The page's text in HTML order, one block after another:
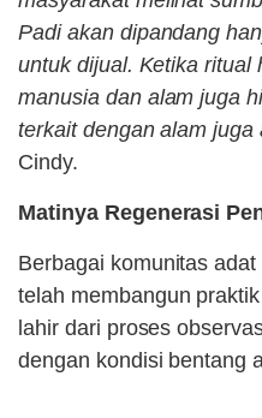
Padi akan dipandang
untuk dijual. Ketika ritual
manusia dan alam juga
terkait dengan alam juga
Cindy.
Matinya Regenerasi
Berbagai komunitas
telah membangun
lahir dari proses
dengan kondisi bentang